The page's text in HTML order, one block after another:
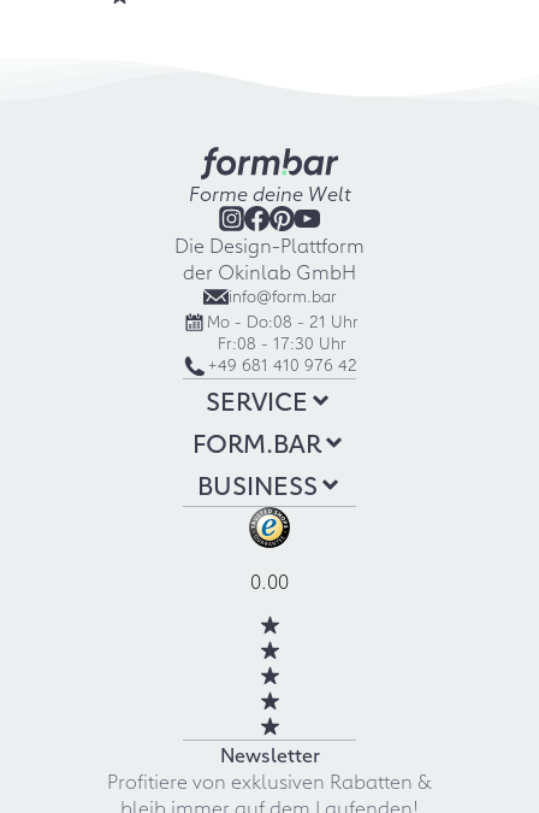
Forme deine Welt
Die Design-Plattform
der Okinlab GmbH
info@form.bar
Mo - Do:08 - 21 Uhr
Fr:08 - 17:30 Uhr
+49 681 410 976 42
SERVICE
FORM.BAR
BUSINESS
0.00
Newsletter
Profitiere von exklusiven Rabatten &
bleib immer auf dem Laufenden!